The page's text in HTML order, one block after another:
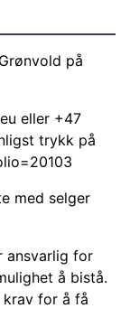
på
eller +47
trykk på
med selger
ansvarlig for
å bistå.
for å få